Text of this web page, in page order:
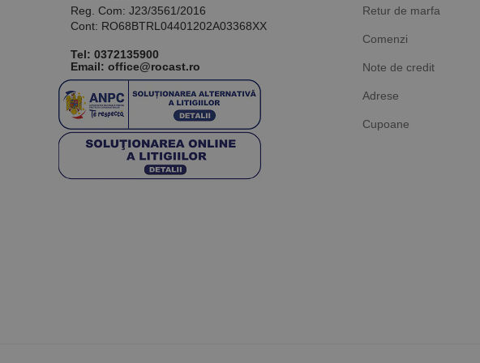
Reg. Com: J23/3561/2016
Cont: RO68BTRL04401202A03368XX
Tel: 0372135900
Email: office@rocast.ro
Retur de marfa
Comenzi
Note de credit
Adrese
Cupoane